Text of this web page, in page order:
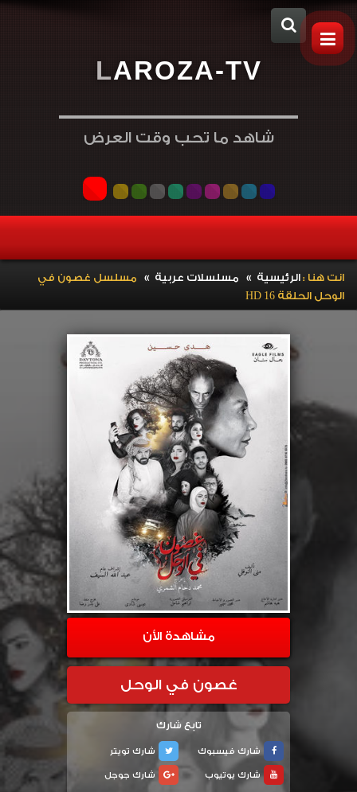
LAROZA-TV
شاهد ما تحب وقت العرض
انت هنا :الرئيسية » مسلسلات عربية » مسلسل غصون في
الوحل الحلقة 16 HD
مشاهدة الأن
غصون في الوحل
تابع شارك
شارك فيسبوك
شارك تويتر
شارك يوتيوب
شارك جوجل